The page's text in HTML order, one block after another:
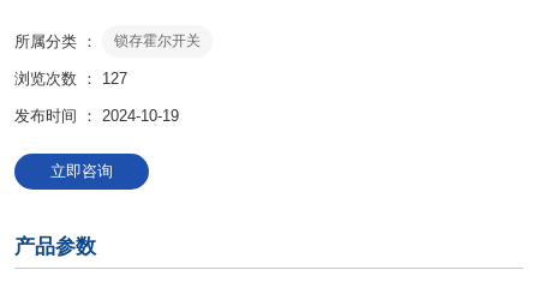
所属分类 ： 锁存霍尔开关
浏览次数 ： 127
发布时间 ： 2024-10-19
立即咨询
产品参数